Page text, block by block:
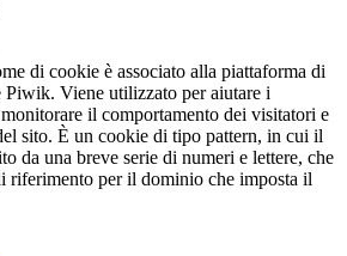
di cookie è associato alla piattaforma di
Piwik. Viene utilizzato per aiutare i
il comportamento dei visitatori e
sito. È un cookie di tipo pattern, in cui il
da una breve serie di numeri e lettere, che
riferimento per il dominio che imposta il